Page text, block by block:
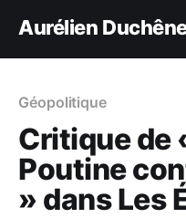
Aurélien
Géopolitique
Critique de
Poutine
» dans Les